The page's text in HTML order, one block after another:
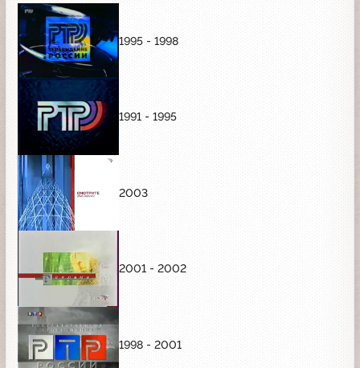
1995 - 1998
1991 - 1995
2003
2001 - 2002
1998 - 2001